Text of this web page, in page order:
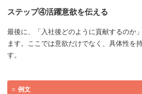
ステップ④活躍意欲を伝える
最後に、「入社後どのように貢献するのか
ます。ここでは意欲だけでなく、具体性を
す。
例文